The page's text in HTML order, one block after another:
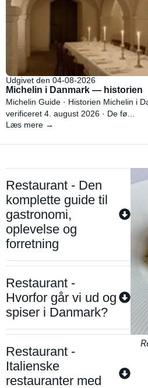
Udgivet den 04-08-2026
Michelin i Danmark — historien
Michelin Guide · Historien Michelin i
verificeret 4. august 2026 · De fø...
Læs mere →
Restaurant - Den
komplette guide til
gastronomi,
oplevelse og
forretning
Restaurant -
Hvorfor går vi ud og
spiser i Danmark?
Restaurant -
Italienske
restauranter med